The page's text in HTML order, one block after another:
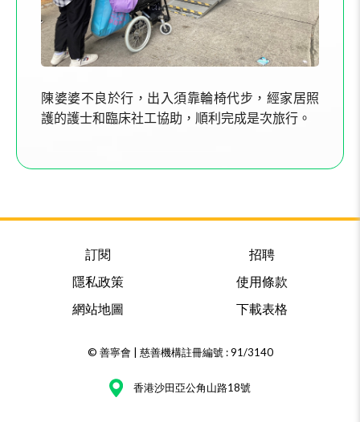
陳婆婆不良於行，出入須靠輪椅代步，經家居照
護的護士和臨床社工協助，順利完成是次旅行。
訂閱
招聘
隱私政策
使用條款
網站地圖
下載表格
© 善寧會 | 慈善機構註冊編號 : 91/3140
香港沙田亞公角山路18號